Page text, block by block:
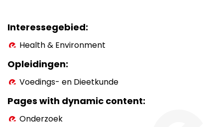
Interessegebied
Health & Environment
Opleidingen
Voedings- en Dieetkunde
Pages with dynamic content
Onderzoek